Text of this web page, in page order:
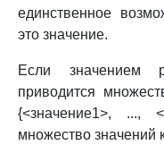
единственное
это значение.
Если значением
приводится
{<значение1>, ...,
множество значений